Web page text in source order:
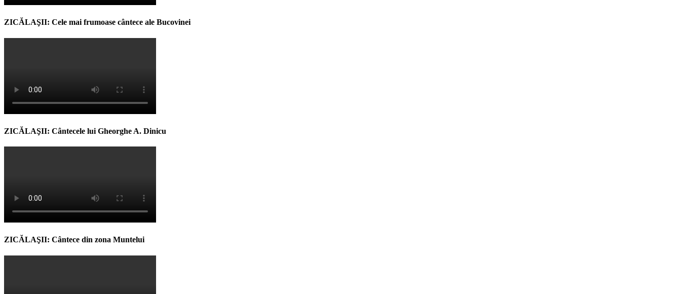
ZICĂLAŞII: Cele mai frumoase cântece ale Bucovinei
ZICĂLAŞII: Cântecele lui Gheorghe A. Dinicu
ZICĂLAŞII: Cântece din zona Muntelui